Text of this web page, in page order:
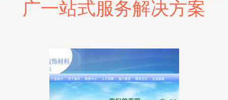
广一站式服务解决方案